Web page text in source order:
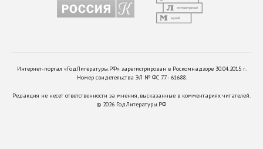
Интернет-портал «ГодЛитературы.РФ» зарегистрирован в Роскомнадзоре 30.04.2015 г.
Номер свидетельства ЭЛ № ФС 77 - 61688.
Редакция не несет ответственности за мнения, высказанные в комментариях читателей.
© 2026 ГодЛитературы.РФ